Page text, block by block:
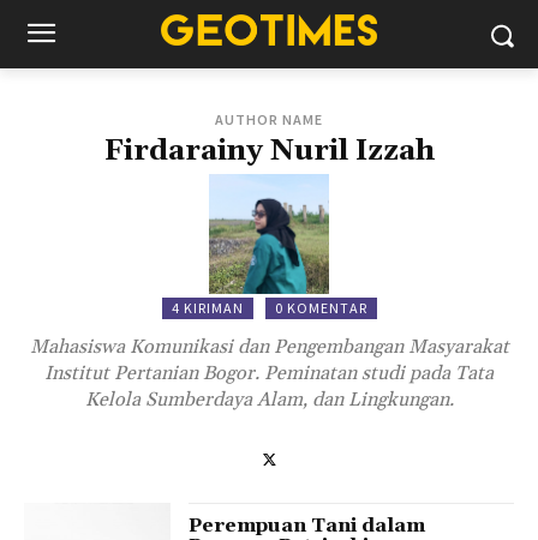
AUTHOR NAME
Firdarainy Nuril Izzah
4 KIRIMAN 0 KOMENTAR
Mahasiswa Komunikasi dan Pengembangan Masyarakat
Institut Pertanian Bogor. Peminatan studi pada Tata
Kelola Sumberdaya Alam, dan Lingkungan.
Perempuan Tani dalam